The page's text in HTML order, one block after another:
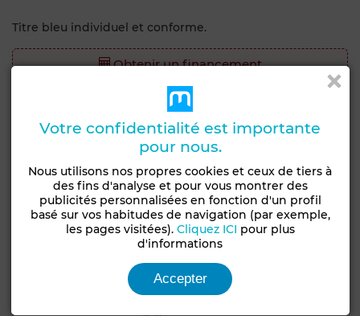
Titre bleu individuel et conforme.
Obtenir un financement
Caractéristiques générales
Etat
Années
10-20 ans
Orientation
Est
Type du sol
Garage Ascenseur
Votre confidentialité est importante
pour nous.
Nous utilisons nos propres cookies et ceux de tiers à
des fins d'analyse et pour vous montrer des
publicités personnalisées en fonction d'un profil
basé sur vos habitudes de navigation (par exemple,
les pages visitées). Cliquez ICI pour plus
d'informations
Accepter